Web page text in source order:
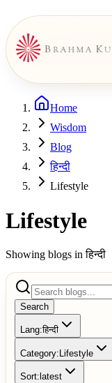
Home
Wisdom
Blog
हिन्दी
Lifestyle
Lifestyle
Showing blogs inहिन्दी
Search
Lang:हिन्दी
Category: Lifestyle
Sort: latest